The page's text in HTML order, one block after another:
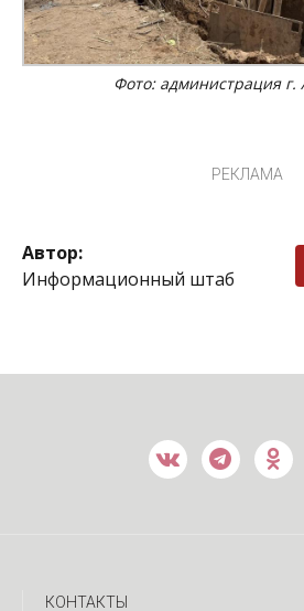
Фото: администрация г.
РЕКЛАМА
Автор:
Информационный штаб
КОНТАКТЫ